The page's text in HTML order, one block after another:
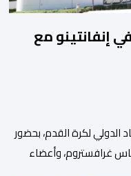
إنفانتينو مع
الدولي لكرة القدم، بحضور
غرافستروم، وأعضاء